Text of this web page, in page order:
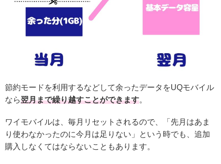
節約モードを利用するなどして余ったデータをUQモバイル
なら翌月まで繰り越すことができます。
ワイモバイルは、毎月リセットされるので、「先月はあま
り使わなかったのに今月は足りない」という時でも、追加
購入しなくてはならないこともあります。